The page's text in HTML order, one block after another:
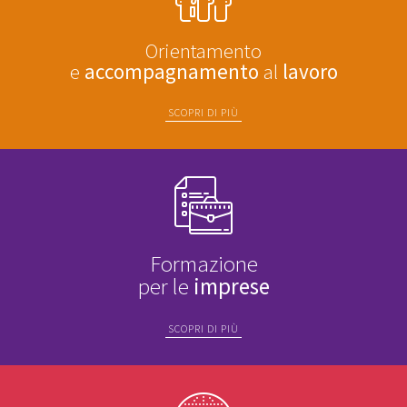
Orientamento
e accompagnamento al lavoro
SCOPRI DI PIÙ
Formazione
per le imprese
SCOPRI DI PIÙ